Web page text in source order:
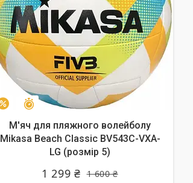
–19% Залишилось 26 днів
М'яч для пляжного волейболу
Mikasa Beach Classic BV543C-VXA-
LG (розмір 5)
1 600 ₴
1 299 ₴